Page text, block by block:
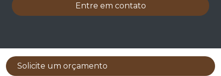
Entre em contato
Solicite um orçamento